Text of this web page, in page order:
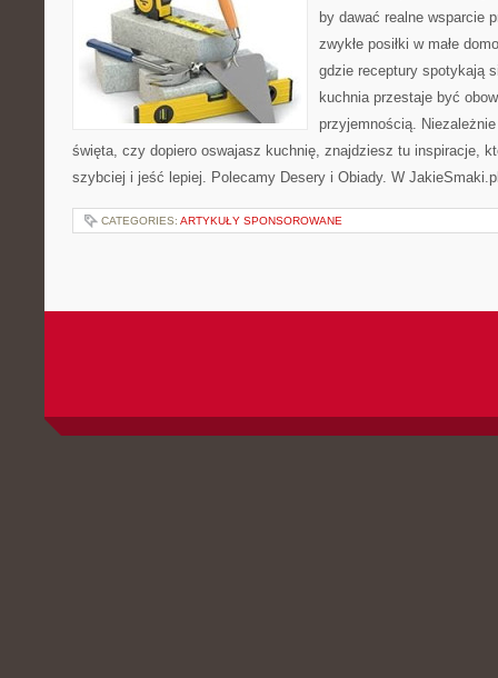
by dawać realne wsparcie
zwykłe posiłki w małe
gdzie receptury spotykają
kuchnia przestaje być
przyjemnością.
święta, czy dopiero oswajasz kuchnię, znajdziesz tu inspiracje,
szybciej i jeść lepiej. Polecamy Desery i Obiady. W
CATEGORIES: ARTYKUŁY SPONSOROWANE